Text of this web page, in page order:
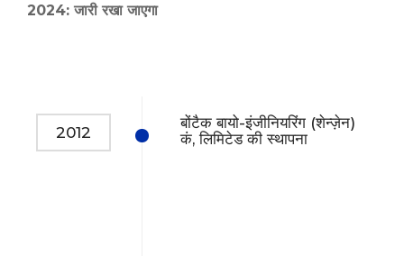
2024: जारी रखा जाएगा
2012
बोंटैक बायो-इंजीनियरिंग (शेन्ज़ेन)
कं, लिमिटेड की स्थापना